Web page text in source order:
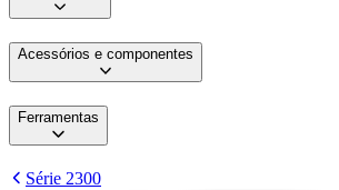
Acessórios e componentes
Ferramentas
Série 2300